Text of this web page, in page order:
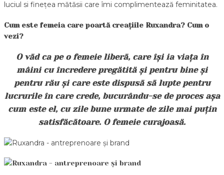
luciul si finețea mătăsii care îmi complimentează feminitatea.
Cum este femeia care poartă creațiile Ruxandra? Cum o
vezi?
O văd ca pe o femeie liberă, care își ia viața în
mâini cu încredere pregătită și pentru bine și
pentru rău și care este dispusă să lupte pentru
lucrurile în care crede, bucurându-se de proces așa
cum este el, cu zile bune urmate de zile mai puțin
satisfăcătoare. O femeie curajoasă.